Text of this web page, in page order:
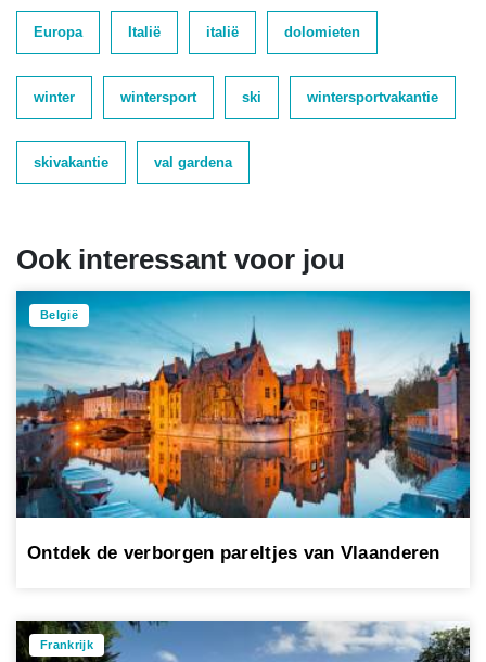
Europa Italië italië dolomieten
winter wintersport ski wintersportvakantie
skivakantie val gardena
Ook interessant voor jou
België
Ontdek de verborgen pareltjes van Vlaanderen
Frankrijk